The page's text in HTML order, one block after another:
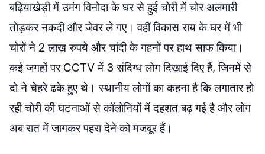
बढ़ियाखेड़ी में उमंग विनोदा के घर से हुई चोरी में चोर अलमारी
तोड़कर नकदी और जेवर ले गए। वहीं विकास राय के घर में भी
चोरों ने 2 लाख रुपये और चांदी के गहनों पर हाथ साफ किया।
कई जगहों पर CCTV में 3 संदिग्ध लोग दिखाई दिए हैं, जिनमें से
दो ने चेहरे ढके हुए थे। स्थानीय लोगों का कहना है कि लगातार हो
रही चोरी की घटनाओं से कॉलोनियों में दहशत बढ़ गई है और लोग
अब रात में जागकर पहरा देने को मजबूर हैं।